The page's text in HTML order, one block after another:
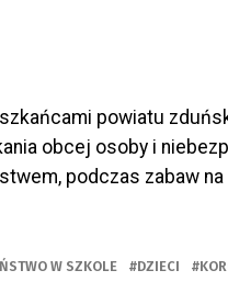
powiatu
obcej osoby i
podczas zabaw
W SZKOLE DZIECI